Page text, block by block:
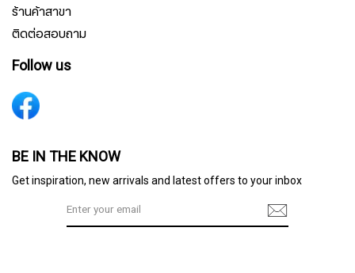
ร้านค้าสาขา
ติดต่อสอบถาม
Follow us
BE IN THE KNOW
Get inspiration, new arrivals and latest offers to your inbox
สมัครรับจดหมายข่าว